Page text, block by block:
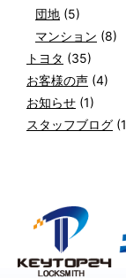
団地 (5)
マンション (8)
トヨタ (35)
お客様の声 (4)
お知らせ (1)
スタッフブログ